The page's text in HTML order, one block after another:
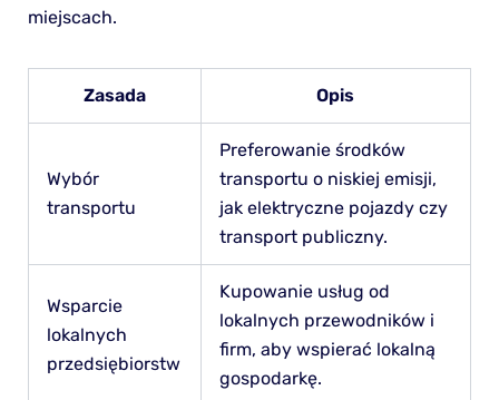
miejscach.
Zasada Opis
Wybór
transportu
Preferowanie środków
transportu o niskiej emisji,
jak elektryczne pojazdy czy
transport publiczny.
Wsparcie
lokalnych
przedsiębiorstw
Kupowanie usług od
lokalnych przewodników i
firm, aby wspierać lokalną
gospodarkę.